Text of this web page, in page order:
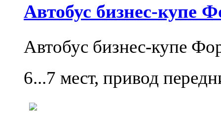
Автобус бизнес-купе
Автобус бизнес-купе
6...7 мест, привод